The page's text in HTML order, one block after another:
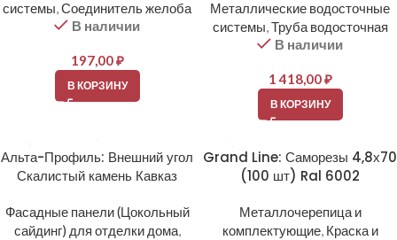
системы,Соединитель желоба
В наличии
197,00₽
В КОРЗИНУ
Металлические водосточные
системы,Труба водосточная
В наличии
1 418,00₽
В КОРЗИНУ
Альта-Профиль: Внешний угол
Скалистый камень Кавказ
Фасадные панели (Цокольный
сайдинг) для отделки дома,
Grand Line: Саморезы 4,8х70
(100 шт) Ral 6002
Металлочерепица и
комплектующие, Краска и